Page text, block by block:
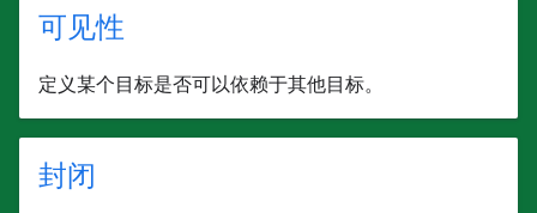
可见性
定义某个目标是否可以依赖于其他目标。
封闭